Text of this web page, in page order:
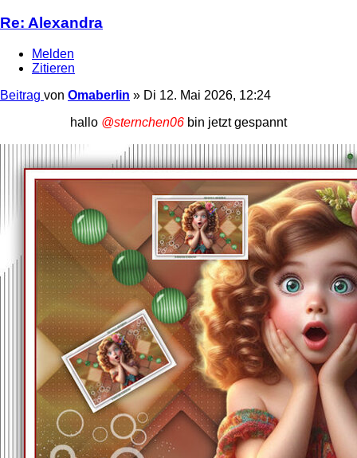
Re: Alexandra
Melden
Zitieren
Beitrag von Omaberlin » Di 12. Mai 2026, 12:24
hallo @sternchen06 bin jetzt gespannt